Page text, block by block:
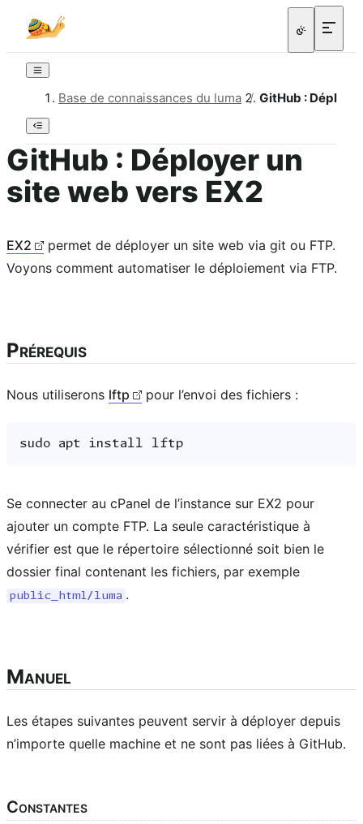
Base de connaissances du luma / GitHub :
GitHub : Déployer un
site web vers EX2
EX2
permet de déployer un site web via git ou FTP.
Voyons comment automatiser le déploiement via FTP.
Prérequis
Nous utiliserons lftp pour l’envoi des fichiers :
sudo apt install
Se connecter au cPanel de l’instance sur EX2 pour
ajouter un compte FTP. La seule caractéristique à
vérifier est que le répertoire sélectionné soit bien le
dossier final contenant les fichiers, par exemple
public_html/luma .
Manuel
Les étapes suivantes peuvent servir à déployer depuis
n’importe quelle machine et ne sont pas liées à GitHub.
Constantes